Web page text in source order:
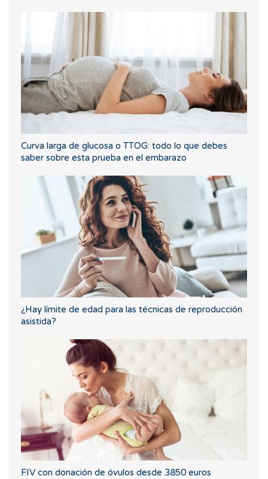
Curva larga de glucosa o TTOG: todo lo que debes
saber sobre esta prueba en el embarazo
¿Hay límite de edad para las técnicas de reproducción
asistida?
FIV con donación de óvulos desde 3850 euros